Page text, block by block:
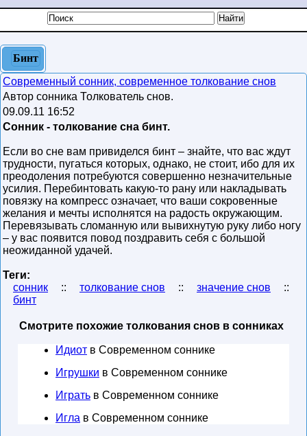
Бинт
Современный сонник, современное толкование снов
Автор сонника Толкователь снов.
09.09.11 16:52
Сонник - толкование сна бинт.
Если во сне вам привиделся бинт – знайте, что вас ждут
трудности, пугаться которых, однако, не стоит, ибо для их
преодоления потребуются совершенно незначительные
усилия. Перебинтовать какую-то рану или накладывать
повязку на компресс означает, что ваши сокровенные
желания и мечты исполнятся на радость окружающим.
Перевязывать сломанную или вывихнутую руку либо ногу
– у вас появится повод поздравить себя с большой
неожиданной удачей.
Теги:
сонник
:: толкование снов :: значение снов
::
бинт
Смотрите похожие толкования снов в сонниках
Идиот в Современном соннике
Игрушки в Современном соннике
Играть в Современном соннике
Игла в Современном соннике